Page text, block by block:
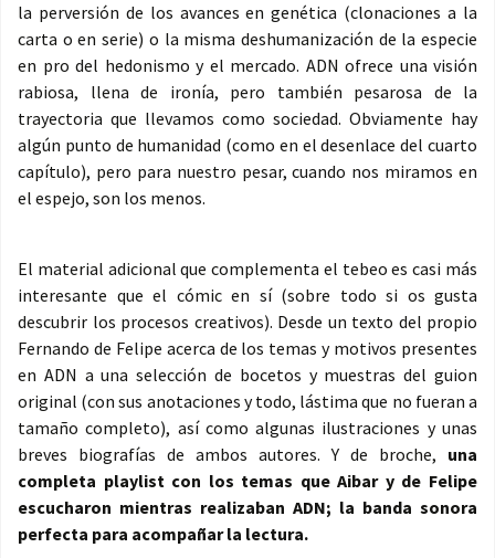
la perversión de los avances en genética (clonaciones a la
carta o en serie) o la misma deshumanización de la especie
en pro del hedonismo y el mercado. ADN ofrece una visión
rabiosa, llena de ironía, pero también pesarosa de la
trayectoria que llevamos como sociedad. Obviamente hay
algún punto de humanidad (como en el desenlace del cuarto
capítulo), pero para nuestro pesar, cuando nos miramos en
el espejo, son los menos.
El material adicional que complementa el tebeo es casi más
interesante que el cómic en sí (sobre todo si os gusta
descubrir los procesos creativos). Desde un texto del propio
Fernando de Felipe acerca de los temas y motivos presentes
en ADN a una selección de bocetos y muestras del guion
original (con sus anotaciones y todo, lástima que no fueran a
tamaño completo), así como algunas ilustraciones y unas
breves biografías de ambos autores. Y de broche, una
completa playlist con los temas que Aibar y de Felipe
escucharon mientras realizaban ADN; la banda sonora
perfecta para acompañar la lectura.